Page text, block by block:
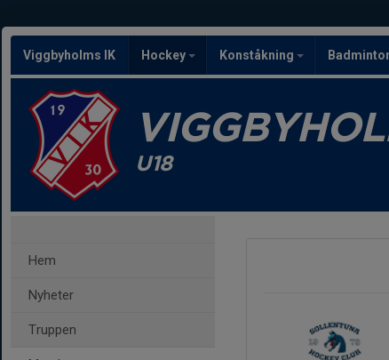
Viggbyholms IK Hockey Konståkning
U18
Hem
Nyheter
Truppen